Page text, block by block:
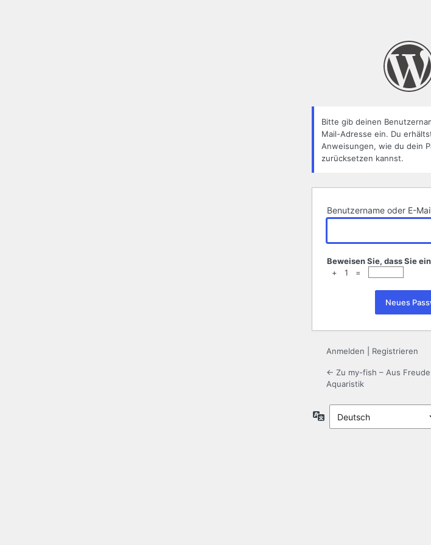
Bitte gib deinen
Mail-Adresse ein. Du
Anweisungen, wie du dein
zurücksetzen kannst.
Benutzername oder E-
Beweisen Sie, dass Sie
+ 1 =
Anmelden Registrieren
← Zu my-fish – Aus
Aquaristik
Sprache